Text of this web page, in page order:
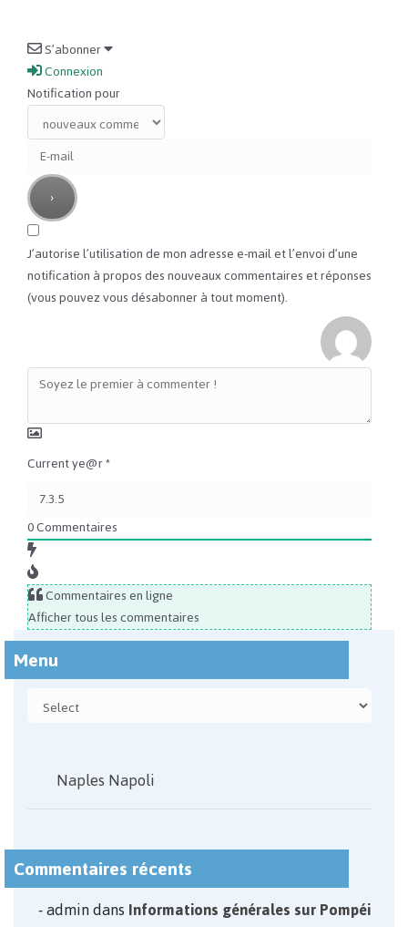
S’abonner
Connexion
Notification pour
J’autorise l’utilisation de mon adresse e-mail et l’envoi d’une
notification à propos des nouveaux commentaires et réponses
(vous pouvez vous désabonner à tout moment).
Current ye@r*
0Commentaires
Commentaires en ligne
Afficher tous les commentaires
Menu
Naples Napoli
Commentaires récents
admindansInformations générales sur Pompéi